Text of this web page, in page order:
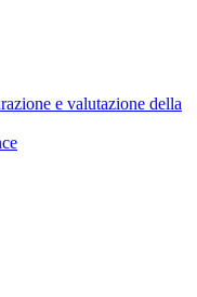
e valutazione della